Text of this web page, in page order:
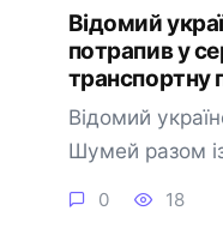
Відомий
потрапив у
транспортну
Відомий
Шумей разом
0 18